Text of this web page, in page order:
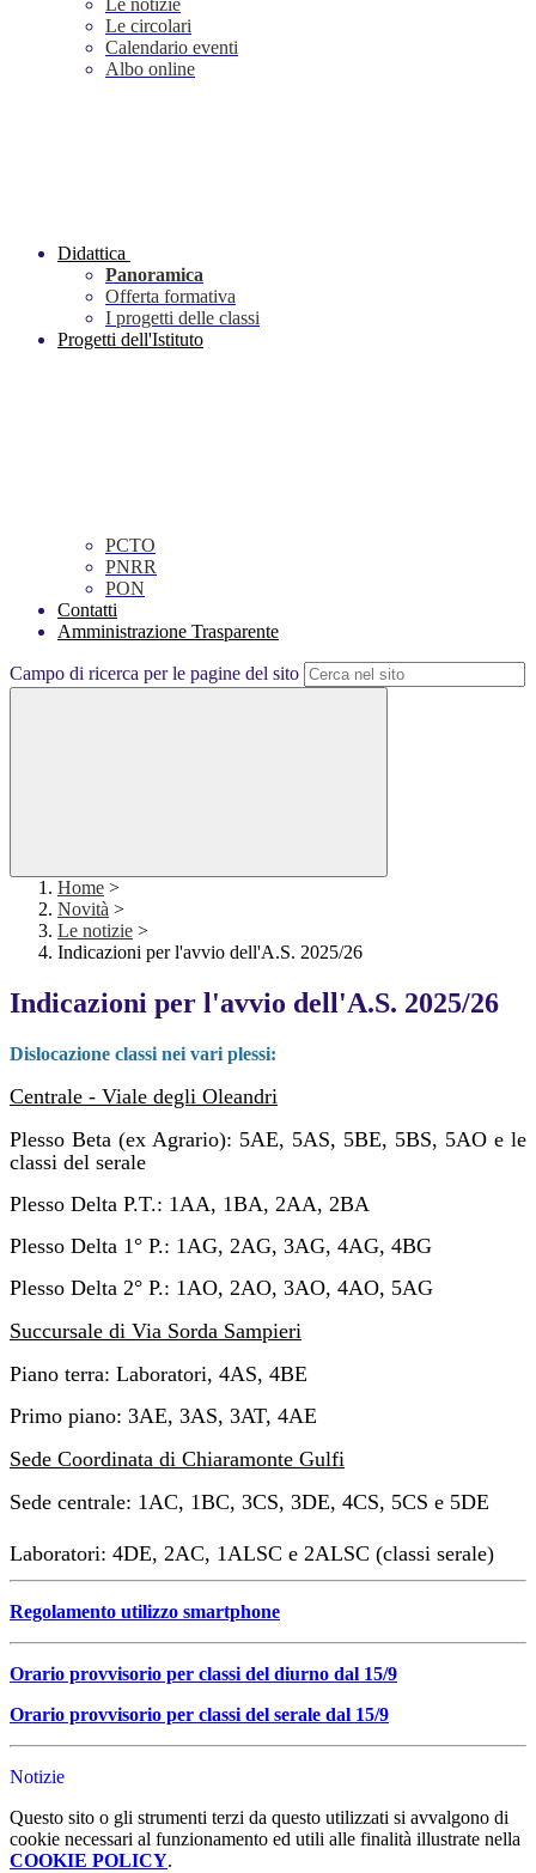
Le notizie
Le circolari
Calendario eventi
Albo online
Didattica
Panoramica
Offerta formativa
I progetti delle classi
Progetti dell'Istituto
PCTO
PNRR
PON
Contatti
Amministrazione Trasparente
Campo di ricerca per le pagine del sito
Home >
Novità >
Le notizie >
Indicazioni per l'avvio dell'A.S. 2025/26
Indicazioni per l'avvio dell'A.S. 2025/26
Dislocazione classi nei vari plessi:
Centrale - Viale degli Oleandri
Plesso Beta (ex Agrario): 5AE, 5AS, 5BE, 5BS, 5AO e le
classi del serale
Plesso Delta P.T.: 1AA, 1BA, 2AA, 2BA
Plesso Delta 1° P.: 1AG, 2AG, 3AG, 4AG, 4BG
Plesso Delta 2° P.: 1AO, 2AO, 3AO, 4AO, 5AG
Succursale di Via Sorda Sampieri
Piano terra: Laboratori, 4AS, 4BE
Primo piano: 3AE, 3AS, 3AT, 4AE
Sede Coordinata di Chiaramonte Gulfi
Sede centrale: 1AC, 1BC, 3CS, 3DE, 4CS, 5CS e 5DE
Laboratori: 4DE, 2AC, 1ALSC e 2ALSC (classi serale)
Regolamento utilizzo smartphone
Orario provvisorio per classi del diurno dal 15/9
Orario provvisorio per classi del serale dal 15/9
Notizie
Questo sito o gli strumenti terzi da questo utilizzati si avvalgono di
cookie necessari al funzionamento ed utili alle finalità illustrate nella
COOKIE POLICY.